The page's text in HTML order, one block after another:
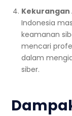
Kekurangan
Indonesia
keamanan
mencari
dalam
siber.